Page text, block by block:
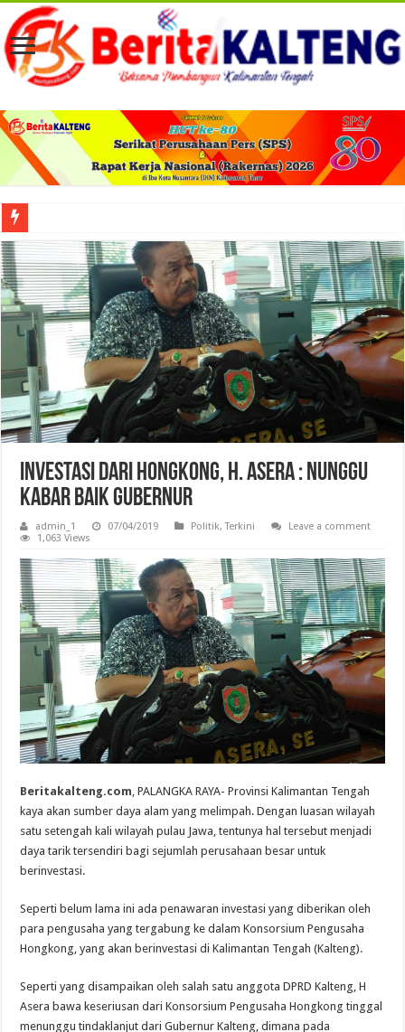
Viral! Selama Dua Bulan Lebih Siltap Serta Tunjangan Pemdes dan BPD di
Investasi Dari Hongkong, H. Asera : Nunggu
Kabar Baik Gubernur
admin_1 07/04/2019 Politik,Terkini
Leave a comment
1,063 Views
Beritakalteng.com , PALANGKA RAYA- Provinsi Kalimantan Tengah
kaya akan sumber daya alam yang melimpah. Dengan luasan wilayah
satu setengah kali wilayah pulau Jawa, tentunya hal tersebut menjadi
daya tarik tersendiri bagi sejumlah perusahaan besar untuk
berinvestasi.
Seperti belum lama ini ada penawaran investasi yang diberikan oleh
para pengusaha yang tergabung ke dalam Konsorsium Pengusaha
Hongkong, yang akan berinvestasi di Kalimantan Tengah (Kalteng).
Seperti yang disampaikan oleh salah satu anggota DPRD Kalteng, H
Asera bawa keseriusan dari Konsorsium Pengusaha Hongkong tinggal
menunggu tindaklanjut dari Gubernur Kalteng, dimana pada